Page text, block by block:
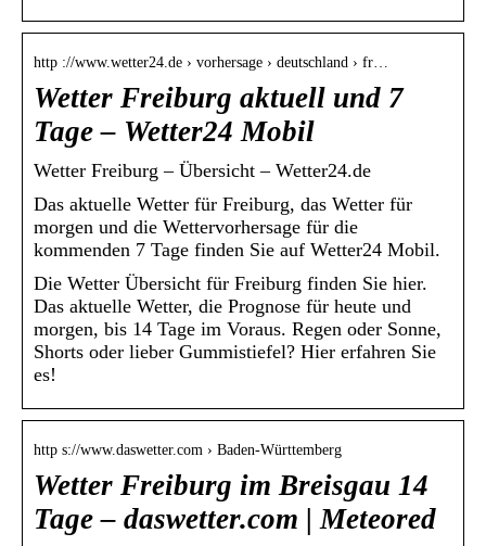
http ://www.wetter24.de › vorhersage › deutschland › fr…
Wetter Freiburg aktuell und 7
Tage – Wetter24 Mobil
Wetter Freiburg – Übersicht – Wetter24.de
Das aktuelle Wetter für Freiburg, das Wetter für
morgen und die Wettervorhersage für die
kommenden 7 Tage finden Sie auf Wetter24 Mobil.
Die Wetter Übersicht für Freiburg finden Sie hier.
Das aktuelle Wetter, die Prognose für heute und
morgen, bis 14 Tage im Voraus. Regen oder Sonne,
Shorts oder lieber Gummistiefel? Hier erfahren Sie
es!
http s://www.daswetter.com › Baden-Württemberg
Wetter Freiburg im Breisgau 14
Tage – daswetter.com | Meteored